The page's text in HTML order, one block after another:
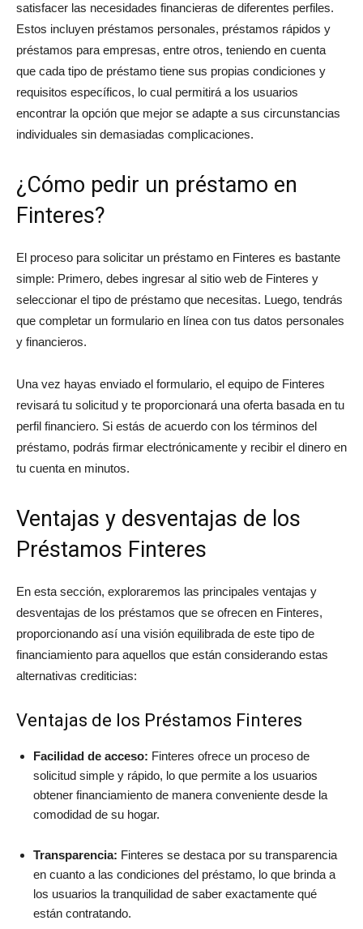
satisfacer las necesidades financieras de diferentes perfiles.
Estos incluyen préstamos personales, préstamos rápidos y
préstamos para empresas, entre otros, teniendo en cuenta
que cada tipo de préstamo tiene sus propias condiciones y
requisitos específicos, lo cual permitirá a los usuarios
encontrar la opción que mejor se adapte a sus circunstancias
individuales sin demasiadas complicaciones.
¿Cómo pedir un préstamo en
Finteres?
El proceso para solicitar un préstamo en Finteres es bastante
simple: Primero, debes ingresar al sitio web de Finteres y
seleccionar el tipo de préstamo que necesitas. Luego, tendrás
que completar un formulario en línea con tus datos personales
y financieros.
Una vez hayas enviado el formulario, el equipo de Finteres
revisará tu solicitud y te proporcionará una oferta basada en tu
perfil financiero. Si estás de acuerdo con los términos del
préstamo, podrás firmar electrónicamente y recibir el dinero en
tu cuenta en minutos.
Ventajas y desventajas de los
Préstamos Finteres
En esta sección, exploraremos las principales ventajas y
desventajas de los préstamos que se ofrecen en Finteres,
proporcionando así una visión equilibrada de este tipo de
financiamiento para aquellos que están considerando estas
alternativas crediticias:
Ventajas de los Préstamos Finteres
Facilidad de acceso: Finteres ofrece un proceso de
solicitud simple y rápido, lo que permite a los usuarios
obtener financiamiento de manera conveniente desde la
comodidad de su hogar.
Transparencia: Finteres se destaca por su transparencia
en cuanto a las condiciones del préstamo, lo que brinda a
los usuarios la tranquilidad de saber exactamente qué
están contratando.